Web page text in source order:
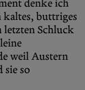
denke ich
buttriges
letzten Schluck
weil Austern
so